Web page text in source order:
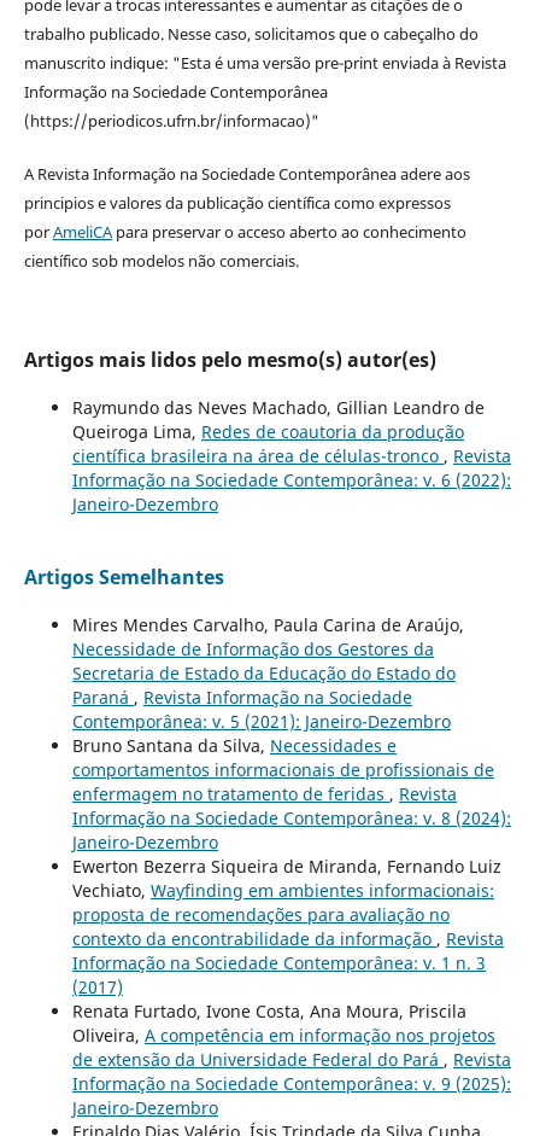
trabalho publicado. Nesse caso, solicitamos que o cabeçalho do
manuscrito indique: "Esta é uma versão pre-print enviada à Revista
Informação na Sociedade Contemporânea
(https://periodicos.ufrn.br/informacao)"
A Revista Informação na Sociedade Contemporânea adere aos
principios e valores da publicação científica como expressos
porAmeliCApara preservar o acceso aberto ao conhecimento
científico sob modelos não comerciais.
Artigos mais lidos pelo mesmo(s) autor(es)
Raymundo das Neves Machado, Gillian Leandro de
Queiroga Lima, Redes de coautoria da produção
científica brasileira na área de células-tronco , Revista
Informação na Sociedade Contemporânea: v. 6 (2022):
Janeiro-Dezembro
Artigos Semelhantes
Mires Mendes Carvalho, Paula Carina de Araújo,
Necessidade de Informação dos Gestores da
Secretaria de Estado da Educação do Estado do
Paraná , Revista Informação na Sociedade
Contemporânea: v. 5 (2021): Janeiro-Dezembro
Bruno Santana da Silva, Necessidades e
comportamentos informacionais de profissionais de
enfermagem no tratamento de feridas , Revista
Informação na Sociedade Contemporânea: v. 8 (2024):
Janeiro-Dezembro
Ewerton Bezerra Siqueira de Miranda, Fernando Luiz
Vechiato, Wayfinding em ambientes informacionais:
proposta de recomendações para avaliação no
contexto da encontrabilidade da informação , Revista
Informação na Sociedade Contemporânea: v. 1 n. 3
(2017)
Renata Furtado, Ivone Costa, Ana Moura, Priscila
Oliveira, A competência em informação nos projetos
de extensão da Universidade Federal do Pará , Revista
Informação na Sociedade Contemporânea: v. 9 (2025):
Janeiro-Dezembro
Erinaldo Dias Valério, Ísis Trindade da Silva Cunha,